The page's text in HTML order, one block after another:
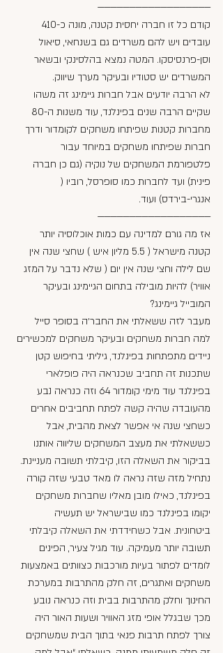
——————————————————
עובדים ויש להם משרדים גם בשנחאי, סיאול
וסן-פרנסיסקו. המטה נמצא בהלסינקי ובשאר
המשרדים יש סטודיו ובעיקר מערך שיווק.
לא הרבה יודעים אבל חברות גיימינג זה משהו
מחברות קטנות שפיתחו משחקים לקומדור ודרך
חברות שפיתחו משחקים במיוחד עבור
פלטפורמת המשחקים של נוקיה (גם כן חברה
פינית) ועד לחברות כמו סופרסל, רוביו (
אנגרי-בירדס) ועוד.
——————————————————
אז מה גורם למדינה עם כמות אוכלוסיה יותר
קטנה מישראל ( 5.5 מליון איש ) שחצי שנה אין
שם לילה וחצי שנה אין יום ( שלא נדבר על המזג
אוויר) להיות מובילה בתחום הגיימינג ובעיקר
המובייל גיימינג?
מעבר לזה ששאלתי את החבר׳ה בסופר סייל
למה חברות משחקים ובעיקר משחקים למכשירים
ניידים מתפתחות בפינלנד, גיליתי בחיפוש קטן
שתכנות זה תחביב שכנראה היה פופלארי
בפינלנד עוד מימי קומדור 64 וזה כנראה נבע
מהעובדה שהיה קשה לפתח תחביבים אחרים
כשחצי שנה אי אפשר לצאת מהבית, אבל
כששאלתי את מעצב המשחקים שליווה אותנו
בביקור את השאלה הזו, קיבלתי תשובה מעניינת.
נתחיל מזה שזה נראה לו מאד טבעי שזה קורה
בפינלנד, כאילו מובן מאליו שחברות משחקים
יקומו בפינלנד כמו שבישראל יש תעשיה
ביטחונית. אבל כשחידדתי את השאלה קיבלתי
תשובה יותר מעמיקה. עוד מגיל צעיר, הפינים
לומדים לפתור בעיות מורכבות כצוותים באמצעות
משחקים ואתגרים, זה חלק מהתרבות במערכת
החינוך וחלק מהתרבות בבית וזה כנראה נובע
מכך שבגלל אופי מזג האוויר ושעות האור היה
צורך לפתח תרבות פנאי בתוך הבית שמשחקים